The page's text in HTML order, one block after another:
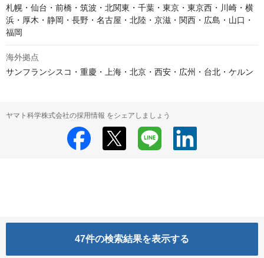
47件の検索結果を表示する
札幌・仙台・前橋・筑波・北関東・千葉・東京・東京西・川崎・横
浜・厚木・静岡・長野・名古屋・北陸・京滋・関西・広島・山口・
福岡
海外拠点
サンフランシスコ・重慶・上海・北京・西安・広州・台北・ケルン
ヤマト科学株式会社の採用情報 をシェアしましょう